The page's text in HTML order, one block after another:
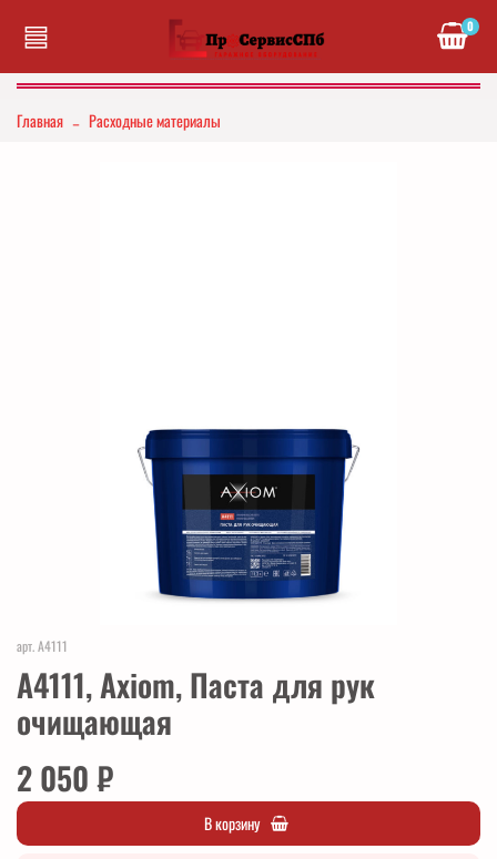
0
Главная Расходные материалы
арт.A4111
A4111, Axiom, Паста для рук
очищающая
2 050 ₽
В корзину